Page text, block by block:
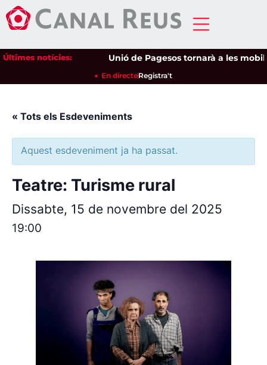
Últimes notícies: Unió de Pagesos tornarà a les
En directeRegistra't
« Tots els Esdeveniments
Aquest esdeveniment ja ha passat.
Teatre: Turisme rural
Dissabte, 15 de novembre del 2025
19:00